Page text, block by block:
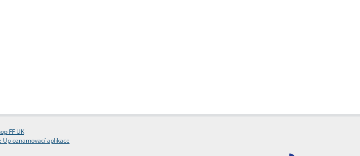
FF UK
Up oznamovací aplikace